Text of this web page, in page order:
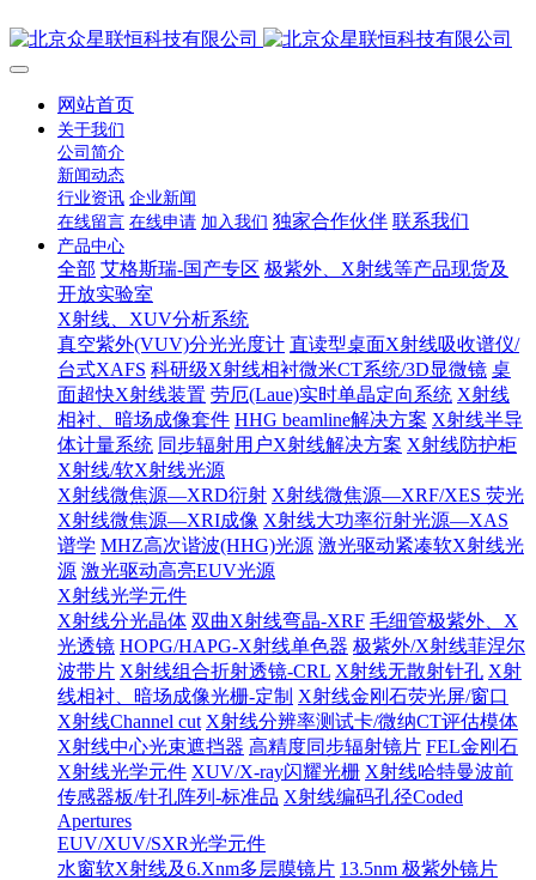
网站首页
关于我们
公司简介
新闻动态
行业资讯 企业新闻
在线留言 在线申请 加入我们 独家合作伙伴 联系我们
产品中心
全部 艾格斯瑞-国产专区 极紫外、X射线等产品现货及
开放实验室
X射线、XUV分析系统
真空紫外(VUV)分光光度计 直读型桌面X射线吸收谱仪/
台式XAFS 科研级X射线相衬微米CT系统/3D显微镜 桌
面超快X射线装置 劳厄(Laue)实时单晶定向系统 X射线
相衬、暗场成像套件 HHG beamline解决方案 X射线半导
体计量系统 同步辐射用户X射线解决方案 X射线防护柜
X射线/软X射线光源
X射线微焦源—XRD衍射 X射线微焦源—XRF/XES 荧光
X射线微焦源—XRI成像 X射线大功率衍射光源—XAS
谱学 MHZ高次谐波(HHG)光源 激光驱动紧凑软X射线光
源 激光驱动高亮EUV光源
X射线光学元件
X射线分光晶体 双曲X射线弯晶-XRF 毛细管极紫外、X
光透镜 HOPG/HAPG-X射线单色器 极紫外/X射线菲涅尔
波带片 X射线组合折射透镜-CRL X射线无散射针孔 X射
线相衬、暗场成像光栅-定制 X射线金刚石荧光屏/窗口
X射线Channel cut X射线分辨率测试卡/微纳CT评估模体
X射线中心光束遮挡器 高精度同步辐射镜片 FEL金刚石
X射线光学元件 XUV/X-ray闪耀光栅 X射线哈特曼波前
传感器板/针孔阵列-标准品 X射线编码孔径Coded
Apertures
EUV/XUV/SXR光学元件
水窗软X射线及6.Xnm多层膜镜片 13.5nm 极紫外镜片